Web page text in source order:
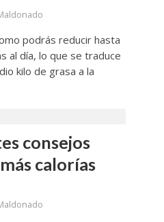
podrás reducir hasta
al día, lo que se traduce
kilo de grasa a la
consejos
calorías